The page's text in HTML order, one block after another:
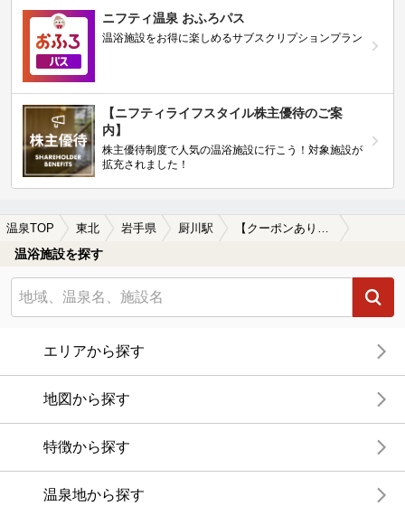
ニフティ温泉 おふろパス
温浴施設をお得に楽しめるサブスクリプションプラン
【ニフティライフスタイル株主優待のご案
内】
株主優待制度で人気の温浴施設に行こう！対象施設が
拡充されました！
温泉TOP 東北 岩手県 厨川駅
温浴施設を探す
エリアから探す
地図から探す
特徴から探す
温泉地から探す